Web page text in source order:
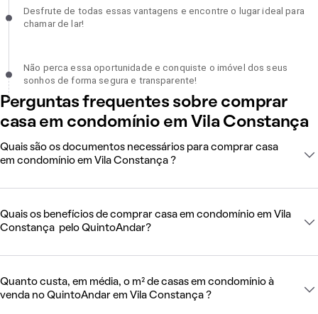
Desfrute de todas essas vantagens e encontre o lugar ideal para
chamar de lar!, incompleto
Desfrute de todas essas vantagens e encontre o lugar ideal para
chamar de lar!
Não perca essa oportunidade e conquiste o imóvel dos seus
de forma segura e transparente!, incompleto
Não perca essa oportunidade e conquiste o imóvel dos seus
sonhos de forma segura e transparente!
Perguntas frequentes sobre comprar
casa em condomínio em Vila Constança
Quais são os documentos necessários para comprar casa
em condomínio em Vila Constança ?
Quais os benefícios de comprar casa em condomínio em Vila
Constança pelo QuintoAndar?
Quanto custa, em média, o m² de casas em condomínio à
venda no QuintoAndar em Vila Constança ?